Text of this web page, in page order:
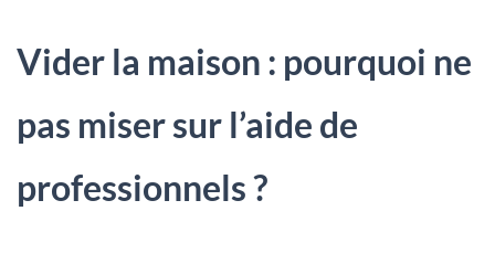
Vider la maison : pourquoi ne
pas miser sur l’aide de
professionnels ?